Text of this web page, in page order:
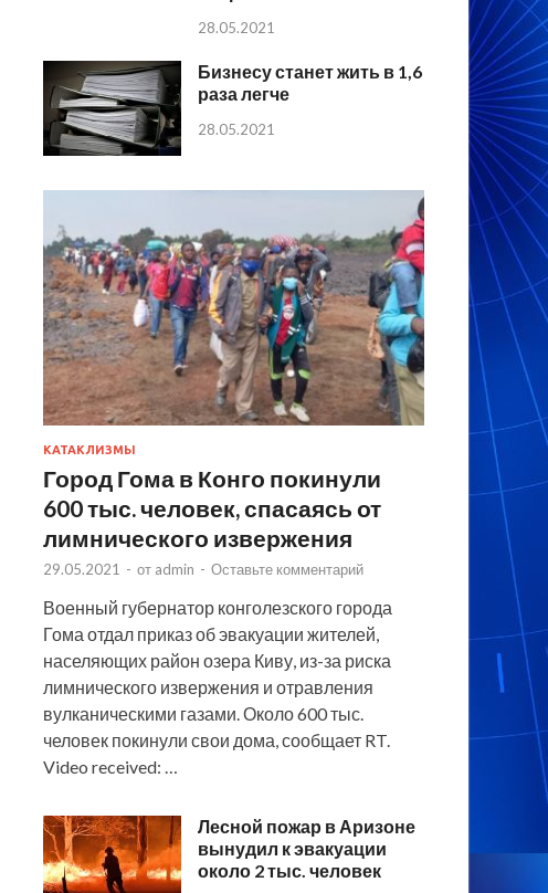
28.05.2021
Бизнесу станет жить в 1,6
раза легче
28.05.2021
КАТАКЛИЗМЫ
Город Гома в Конго покинули
600 тыс. человек, спасаясь от
лимнического извержения
29.05.2021 - от admin - Оставьте комментарий
Военный губернатор конголезского города
Гома отдал приказ об эвакуации жителей,
населяющих район озера Киву, из-за риска
лимнического извержения и отравления
вулканическими газами. Около 600 тыс.
человек покинули свои дома, сообщает RT.
Video received: …
Лесной пожар в Аризоне
вынудил к эвакуации
около 2 тыс. человек